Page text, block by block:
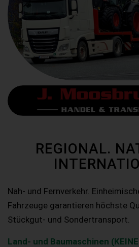
REGIONAL.
Nah- und Fernverkehr.
Fahrzeuge garantieren höchste
Stückgut- und Sondertransport.
Land- und Baumaschinen